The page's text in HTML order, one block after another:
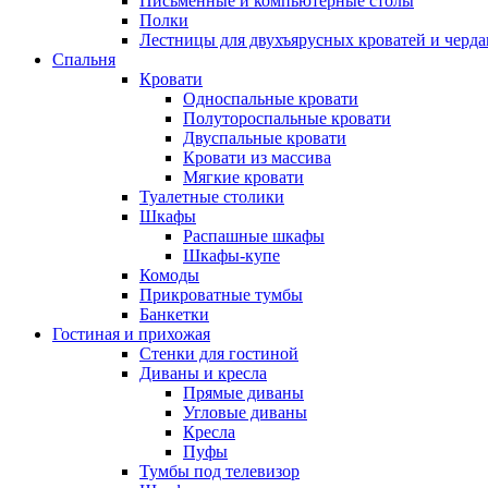
Полки
Лестницы для двухъярусных кроватей и
Спальня
Кровати
Односпальные кровати
Полутороспальные кровати
Двуспальные кровати
Кровати из массива
Мягкие кровати
Туалетные столики
Шкафы
Распашные шкафы
Шкафы-купе
Комоды
Прикроватные тумбы
Банкетки
Гостиная и прихожая
Стенки для гостиной
Диваны и кресла
Прямые диваны
Угловые диваны
Кресла
Пуфы
Тумбы под телевизор